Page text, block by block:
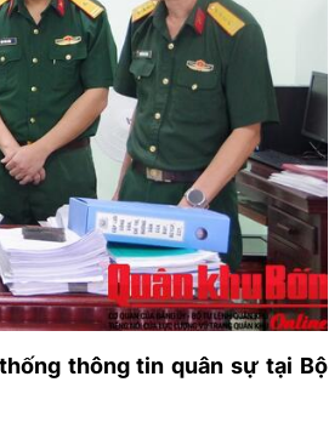
thông tin quân sự tại Bộ